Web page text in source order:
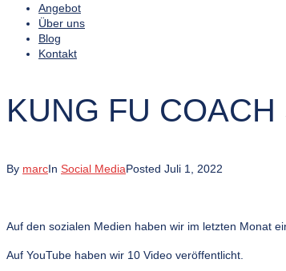
Angebot
Über uns
Blog
Kontakt
KUNG FU
By marcIn Social MediaPosted Juli 1, 2022
Auf den sozialen Medien haben wir im letzten Monat
Auf YouTube haben wir 10 Video veröffentlicht.